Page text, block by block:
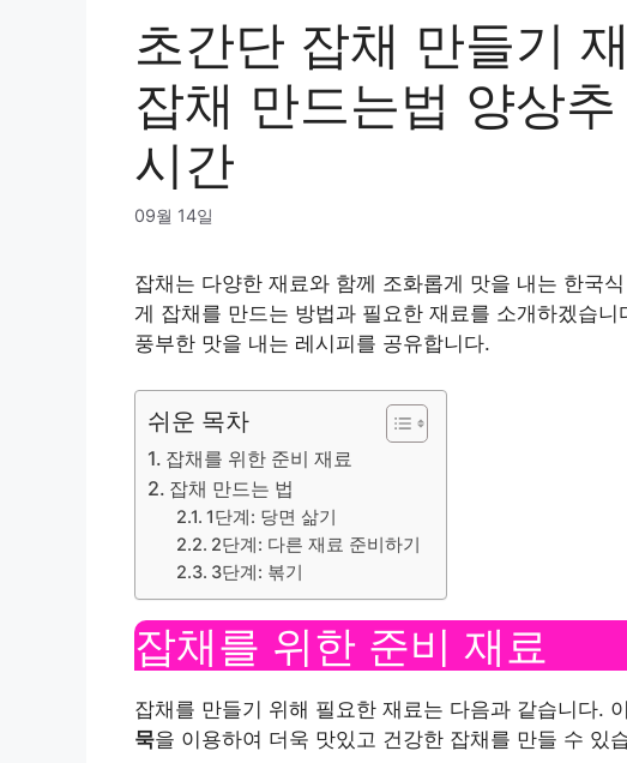
초간단 잡채 만들기
잡채 만드는법 양상
시간
09월 14일
잡채는 다양한 재료와 함께 조화롭게 맛을 내는 한국
게 잡채를 만드는 방법과 필요한 재료를 소개하겠습니
풍부한 맛을 내는 레시피를 공유합니다.
쉬운 목차
잡채를 위한 준비 재료
잡채 만드는 법
1단계: 당면 삶기
2단계: 다른 재료 준비하기
3단계: 볶기
잡채를 위한 준비 재료
잡채를 만들기 위해 필요한 재료는 다음과 같습니다.
묵을 이용하여 더욱 맛있고 건강한 잡채를 만들 수 있